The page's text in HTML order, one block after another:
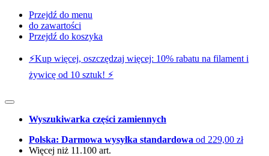
Przejdź do menu
do zawartości
Przejdź do koszyka
⚡️Kup więcej, oszczędzaj więcej: 10% rabatu na filament i
żywicę od 10 sztuk! ⚡️
Wyszukiwarka części zamiennych
Polska: Darmowa wysyłka standardowa od 229,00 zł
Więcej niż 11.100 art.